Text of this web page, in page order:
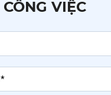
CÔNG VIỆC